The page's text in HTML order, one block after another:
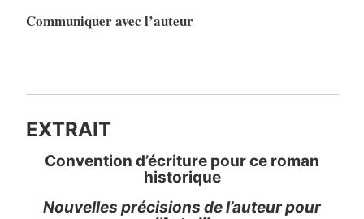
Communiquer avec l’auteur
EXTRAIT
Convention d’écriture pour ce roman
historique
Nouvelles précisions de l’auteur pour